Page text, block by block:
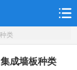
类
成墙板种类